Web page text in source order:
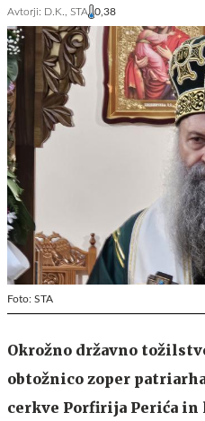
Avtorji: D.K., STA 0,38
Foto: STA
Okrožno državno
obtožnico zoper
cerkve Porfirija Perića